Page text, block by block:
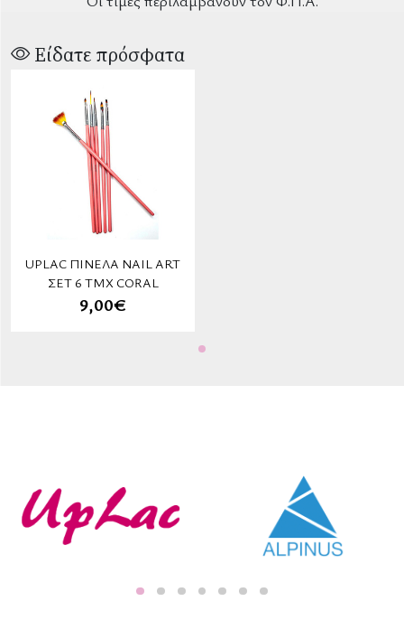
Είδατε πρόσφατα
UPLAC ΠΙΝΈΛΑ NAIL ART
ΣΈΤ 6 ΤΜΧ CORAL
9,00€